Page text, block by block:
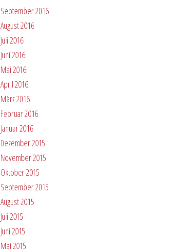
September 2016
August 2016
Juli 2016
Juni 2016
Mai 2016
April 2016
März 2016
Februar 2016
Januar 2016
Dezember 2015
November 2015
Oktober 2015
September 2015
August 2015
Juli 2015
Juni 2015
Mai 2015